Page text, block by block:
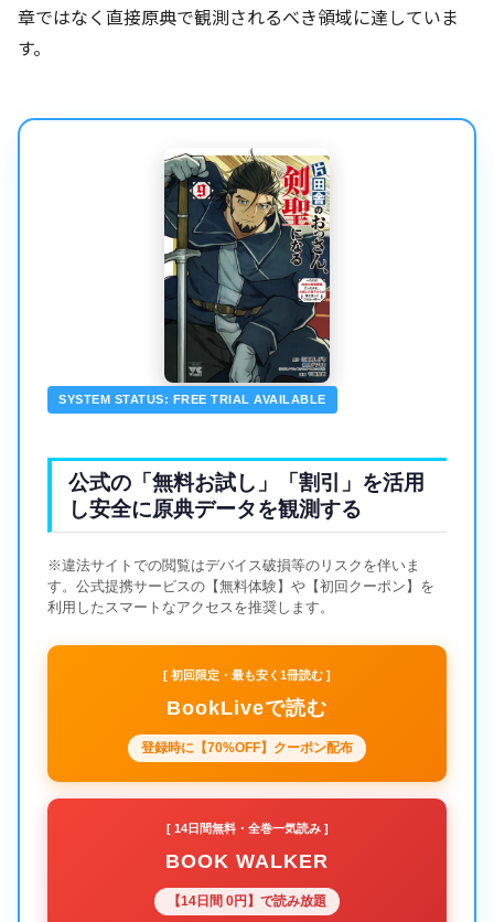
章ではなく直接原典で観測されるべき領域に達していま
す。
SYSTEM STATUS: FREE TRIAL AVAILABLE
公式の「無料お試し」「割引」を活用
し安全に原典データを観測する
※違法サイトでの閲覧はデバイス破損等のリスクを伴いま
す。公式提携サービスの【無料体験】や【初回クーポン】を
利用したスマートなアクセスを推奨します。
[ 初回限定・最も安く1冊読む ]
BookLiveで読む
登録時に【70%OFF】クーポン配布
[ 14日間無料・全巻一気読み ]
BOOK WALKER
【14日間 0円】で読み放題